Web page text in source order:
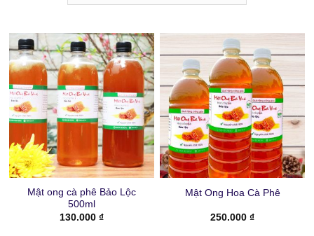
Mật ong cà phê Bảo Lộc
500ml
130.000 ₫
Mật Ong Hoa Cà Phê
250.000 ₫